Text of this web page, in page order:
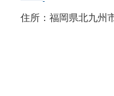
住所：福岡県北九州